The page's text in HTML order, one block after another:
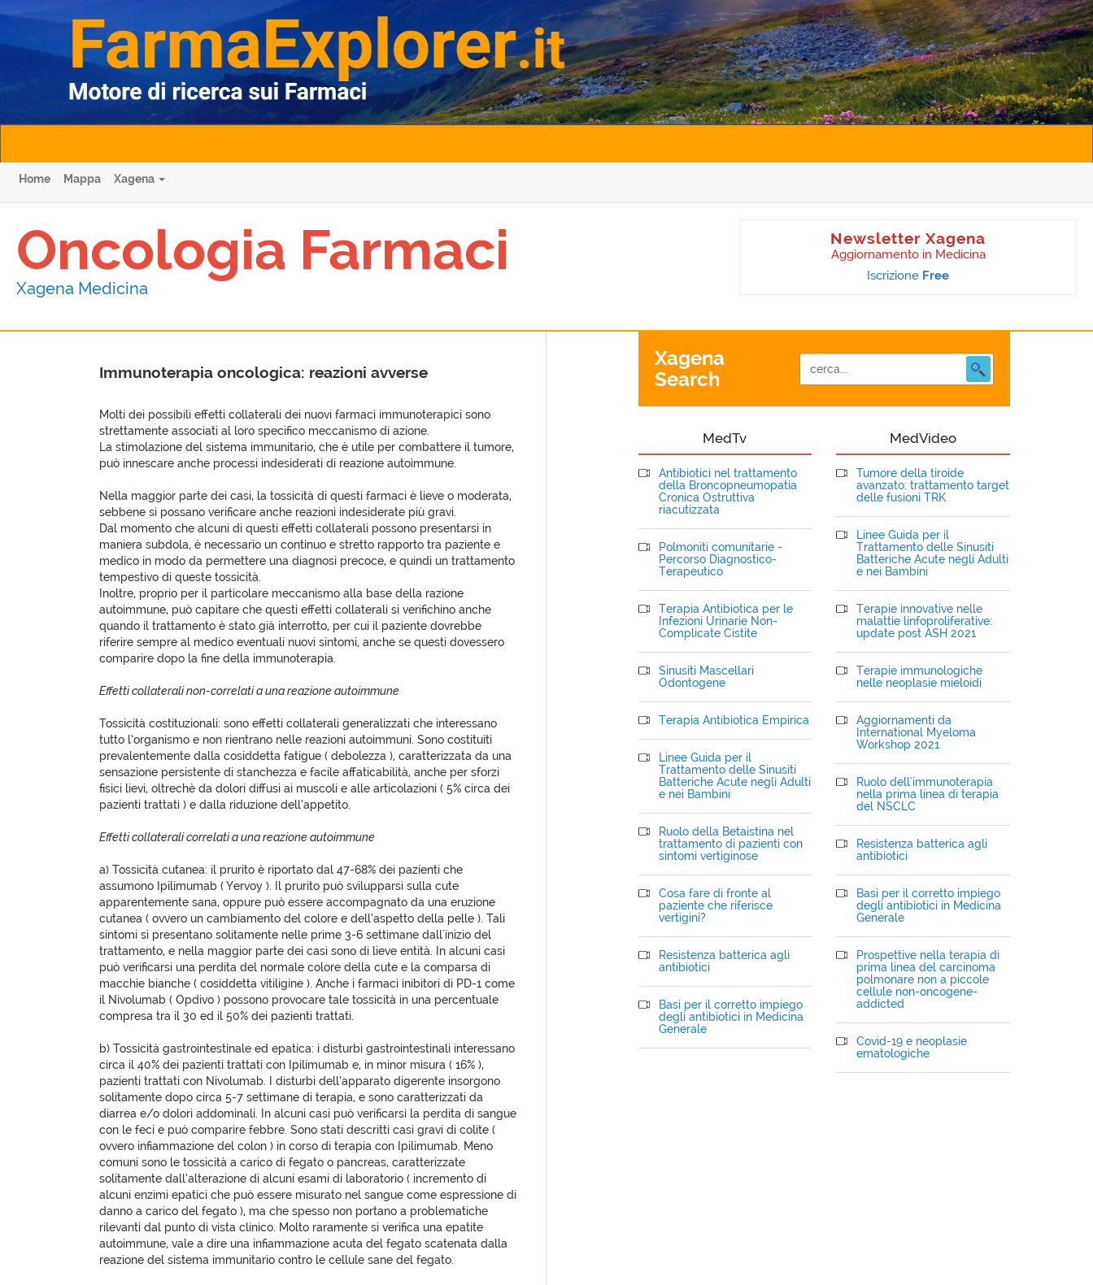
Home Mappa Xagena
Oncologia Farmaci
Xagena Medicina
Newsletter Xagena
Aggiornamento in Medicina
Iscrizione Free
Immunoterapia oncologica: reazioni avverse
Molti dei possibili effetti collaterali dei nuovi farmaci immunoterapici sono
strettamente associati al loro specifico meccanismo di azione.
La stimolazione del sistema immunitario, che è utile per combattere il tumore,
può innescare anche processi indesiderati di reazione autoimmune.
Nella maggior parte dei casi, la tossicità di questi farmaci è lieve o moderata,
sebbene si possano verificare anche reazioni indesiderate più gravi.
Dal momento che alcuni di questi effetti collaterali possono presentarsi in
maniera subdola, è necessario un continuo e stretto rapporto tra paziente e
medico in modo da permettere una diagnosi precoce, e quindi un trattamento
tempestivo di queste tossicità.
Inoltre, proprio per il particolare meccanismo alla base della razione
autoimmune, può capitare che questi effetti collaterali si verifichino anche
quando il trattamento è stato già interrotto, per cui il paziente dovrebbe
riferire sempre al medico eventuali nuovi sintomi, anche se questi dovessero
comparire dopo la fine della immunoterapia.
Effetti collaterali non-correlati a una reazione autoimmune
Tossicità costituzionali: sono effetti collaterali generalizzati che interessano
tutto l’organismo e non rientrano nelle reazioni autoimmuni. Sono costituiti
prevalentemente dalla cosiddetta fatigue ( debolezza ), caratterizzata da una
sensazione persistente di stanchezza e facile affaticabilità, anche per sforzi
fisici lievi, oltrechè da dolori diffusi ai muscoli e alle articolazioni ( 5% circa dei
pazienti trattati ) e dalla riduzione dell’appetito.
Effetti collaterali correlati a una reazione autoimmune
a) Tossicità cutanea: il prurito è riportato dal 47-68% dei pazienti che
assumono Ipilimumab ( Yervoy ). Il prurito può svilupparsi sulla cute
apparentemente sana, oppure può essere accompagnato da una eruzione
cutanea ( ovvero un cambiamento del colore e dell’aspetto della pelle ). Tali
sintomi si presentano solitamente nelle prime 3-6 settimane dall'inizio del
trattamento, e nella maggior parte dei casi sono di lieve entità. In alcuni casi
può verificarsi una perdita del normale colore della cute e la comparsa di
macchie bianche ( cosiddetta vitiligine ). Anche i farmaci inibitori di PD-1 come
il Nivolumab ( Opdivo ) possono provocare tale tossicità in una percentuale
compresa tra il 30 ed il 50% dei pazienti trattati.
b) Tossicità gastrointestinale ed epatica: i disturbi gastrointestinali interessano
circa il 40% dei pazienti trattati con Ipilimumab e, in minor misura ( 16% ),
pazienti trattati con Nivolumab. I disturbi dell’apparato digerente insorgono
solitamente dopo circa 5-7 settimane di terapia, e sono caratterizzati da
diarrea e/o dolori addominali. In alcuni casi può verificarsi la perdita di sangue
con le feci e può comparire febbre. Sono stati descritti casi gravi di colite (
ovvero infiammazione del colon ) in corso di terapia con Ipilimumab. Meno
comuni sono le tossicità a carico di fegato o pancreas, caratterizzate
solitamente dall’alterazione di alcuni esami di laboratorio ( incremento di
alcuni enzimi epatici che può essere misurato nel sangue come espressione di
danno a carico del fegato ), ma che spesso non portano a problematiche
rilevanti dal punto di vista clinico. Molto raramente si verifica una epatite
autoimmune, vale a dire una infiammazione acuta del fegato scatenata dalla
reazione del sistema immunitario contro le cellule sane del fegato.
Xagena
Search
MedTv
Antibiotici nel trattamento
della Broncopneumopatia
Cronica Ostruttiva
riacutizzata
Polmoniti comunitarie -
Percorso Diagnostico-
Terapeutico
Terapia Antibiotica per le
Infezioni Urinarie Non-
Complicate Cistite
Sinusiti Mascellari
Odontogene
Terapia Antibiotica Empirica
Linee Guida per il
Trattamento delle Sinusiti
Batteriche Acute negli Adulti
e nei Bambini
Ruolo della Betaistina nel
trattamento di pazienti con
sintomi vertiginose
Cosa fare di fronte al
paziente che riferisce
vertigini?
Resistenza batterica agli
antibiotici
Basi per il corretto impiego
degli antibiotici in Medicina
Generale
MedVideo
Tumore della tiroide
avanzato: trattamento target
delle fusioni TRK
Linee Guida per il
Trattamento delle Sinusiti
Batteriche Acute negli Adulti
e nei Bambini
Terapie innovative nelle
malattie linfoproliferative:
update post ASH 2021
Terapie immunologiche
nelle neoplasie mieloidi
Aggiornamenti da
International Myeloma
Workshop 2021
Ruolo dell'immunoterapia
nella prima linea di terapia
del NSCLC
Resistenza batterica agli
antibiotici
Basi per il corretto impiego
degli antibiotici in Medicina
Generale
Prospettive nella terapia di
prima linea del carcinoma
polmonare non a piccole
cellule non-oncogene-
addicted
Covid-19 e neoplasie
ematologiche